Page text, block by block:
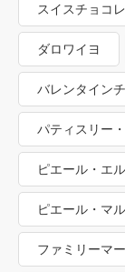
スイスチョコ
ダロワイヨ
バレンタイン
パティスリー
ピエール・エ
ピエール・マ
ファミリーマ